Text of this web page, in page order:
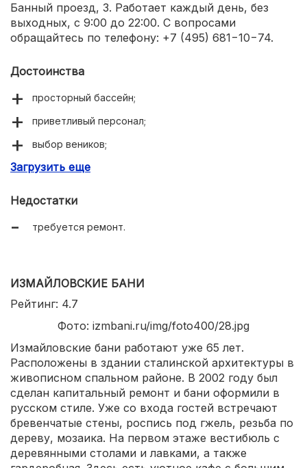
Банный проезд, 3. Работает каждый день, без
выходных, с 9:00 до 22:00. С вопросами
обращайтесь по телефону: +7 (495) 681−10−74.
Достоинства
просторный бассейн;
приветливый персонал;
выбор веников;
вкусная еда.
Загрузить еще
Недостатки
требуется ремонт.
ИЗМАЙЛОВСКИЕ БАНИ
Рейтинг: 4.7
Фото: izmbani.ru/img/foto400/28.jpg
Измайловские бани работают уже 65 лет.
Расположены в здании сталинской архитектуры в
живописном спальном районе. В 2002 году был
сделан капитальный ремонт и бани оформили в
русском стиле. Уже со входа гостей встречают
бревенчатые стены, роспись под гжель, резьба по
дереву, мозаика. На первом этаже вестибюль с
деревянными столами и лавками, а также